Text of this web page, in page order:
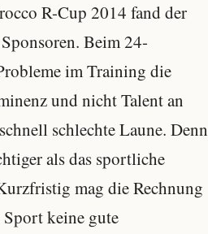
R-Cup 2014 fand der
Beim 24-
im Training die
und nicht Talent an
schlechte Laune. Denn
als das sportliche
mag die Rechnung
keine gute